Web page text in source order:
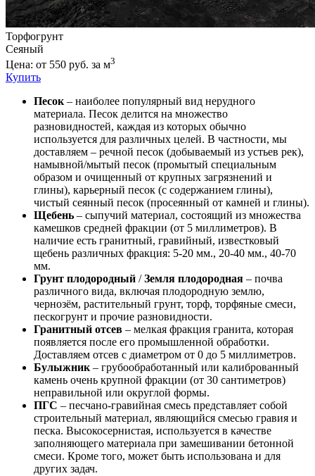
Торфогрунт
Сеяный
Цена: от 550 руб. за м3
Купить
Песок – наиболее популярный вид нерудного
материала. Песок делится на множество
разновидностей, каждая из которых обычно
используется для различных целей. В частности, мы
доставляем – речной песок (добываемый из устьев рек),
намывной/мытый песок (промытый специальным
образом и очищенный от крупных загрязнений и
глины), карьерный песок (с содержанием глины),
чистый сеянный песок (просеянный от камней и глины).
Щебень – сыпучий материал, состоящий из множества
камешков средней фракции (от 5 миллиметров). В
наличие есть гранитный, гравийный, известковый
щебень различных фракция: 5-20 мм., 20-40 мм., 40-70
мм.
Грунт плодородный /Земля плодородная – почва
различного вида, включая плодородную землю,
чернозём, растительный грунт, торф, торфяные смеси,
пескогрунт и прочие разновидности.
Гранитный отсев – мелкая фракция гранита, которая
появляется после его промышленной обработки.
Доставляем отсев с диаметром от 0 до 5 миллиметров.
Булыжник – грубообработанный или калиброванный
камень очень крупной фракции (от 30 сантиметров)
неправильной или округлой формы.
ПГС – песчано-гравийная смесь представляет собой
строительный материал, являющийся смесью гравия и
песка. Высокосернистая, используется в качестве
заполняющего материала при замешивании бетонной
смеси. Кроме того, может быть использована и для
других задач.